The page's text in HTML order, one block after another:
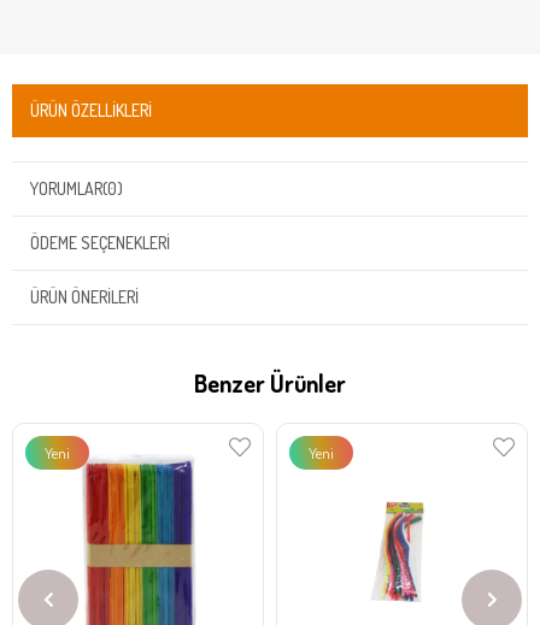
ÜRÜN ÖZELLIKLERI
YORUMLAR(0)
ÖDEME SEÇENEKLERI
ÜRÜN ÖNERILERI
Benzer Ürünler
Yeni
Yeni